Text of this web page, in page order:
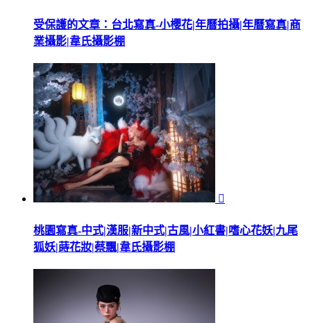
受保護的文章：台北寫真-小櫻花|年曆拍攝|年曆寫真|商
業攝影|韋氏攝影棚

桃園寫真-中式|漢服|新中式|古風|小紅書|嗜心花妖|九尾
狐妖|蒔花妝|蔡飄|韋氏攝影棚